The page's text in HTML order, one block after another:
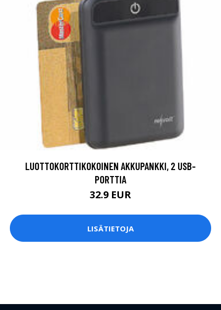
LUOTTOKORTTIKOKOINEN AKKUPANKKI, 2 USB-
PORTTIA
32.9 EUR
LISÄTIETOJA